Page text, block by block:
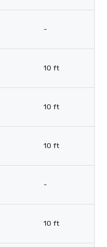
-
10 ft
10 ft
10 ft
-
10 ft